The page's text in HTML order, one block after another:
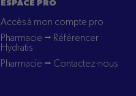
ESPACE PRO
Accès à mon compte pro
Pharmacie ⭢ Référencer
Hydratis
Pharmacie ⭢ Contactez-nous